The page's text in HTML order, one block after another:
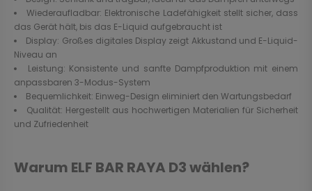
Wiederaufladbar: Elektronische Ladefähigkeit stellt sicher, dass
das Gerät hält, bis das E-Liquid aufgebraucht ist
Display: Großes digitales Display zeigt Akkustand und E-Liquid-
Niveau an
Leistung: Konsistente und sanfte Dampfproduktion mit einem
anpassbaren 3-Modus-System
Bequemlichkeit: Einweg-Design eliminiert den Wartungsbedarf
Qualität: Hergestellt aus hochwertigen Materialien für Sicherheit
und Zufriedenheit
Warum ELF BAR RAYA D3 wählen?